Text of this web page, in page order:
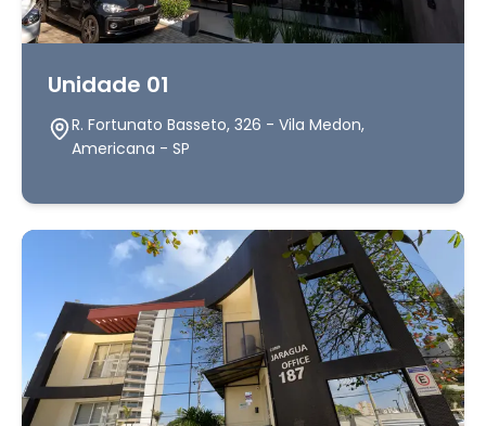
Unidade 01
R. Fortunato Basseto, 326 - Vila Medon,
Americana - SP